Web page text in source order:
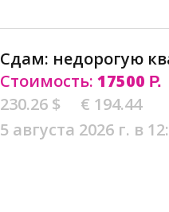
Сдам: недорогую
Стоимость: 17500 Р.
230.26 $
€ 194.44
5 августа 2026 г. в